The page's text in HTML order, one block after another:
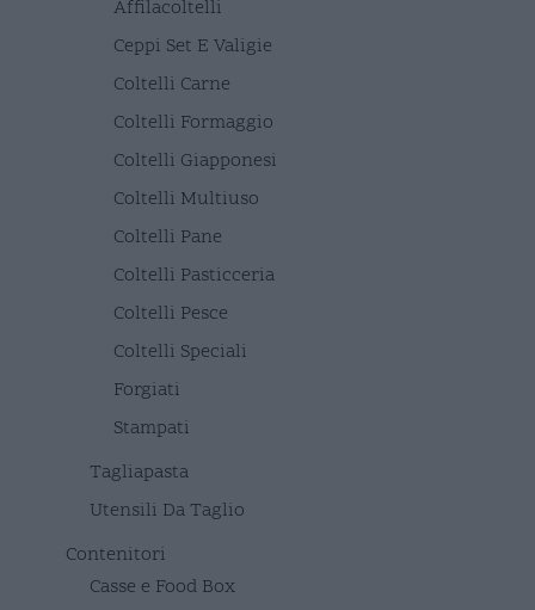
Affilacoltelli
Ceppi Set E Valigie
Coltelli Carne
Coltelli Formaggio
Coltelli Giapponesi
Coltelli Multiuso
Coltelli Pane
Coltelli Pasticceria
Coltelli Pesce
Coltelli Speciali
Forgiati
Stampati
Tagliapasta
Utensili Da Taglio
Contenitori
Casse e Food Box